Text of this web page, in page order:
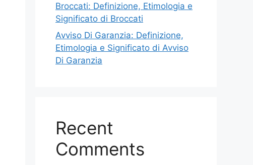
Broccati: Definizione, Etimologia e
Significato di Broccati
Avviso Di Garanzia: Definizione,
Etimologia e Significato di Avviso
Di Garanzia
Recent
Comments